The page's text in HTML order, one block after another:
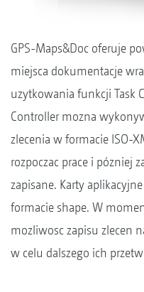
GPS-Maps&Doc oferuje
miejsca dokumentacje
uzytkowania funkcji Task
Controller mozna
zlecenia w formacie ISO-
rozpoczac prace i pózniej
zapisane. Karty
formacie shape. W
mozliwosc zapisu zlecen
w celu dalszego ich